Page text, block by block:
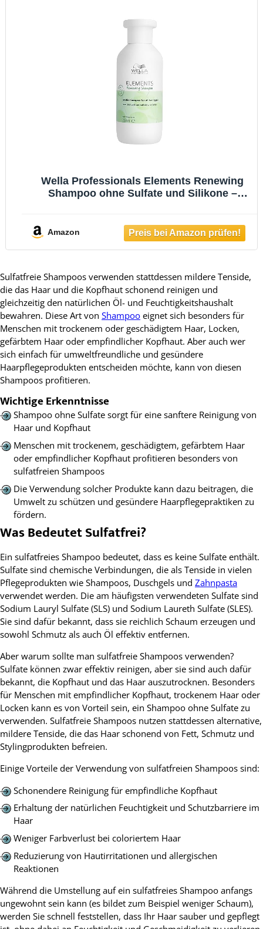
Wella Professionals Elements Renewing
Shampoo ohne Sulfate und Silikone –
250 ml
Amazon
Sulfatfreie Shampoos verwenden stattdessen mildere Tenside,
die das Haar und die Kopfhaut schonend reinigen und
gleichzeitig den natürlichen Öl- und Feuchtigkeitshaushalt
bewahren. Diese Art von Shampoo eignet sich besonders für
Menschen mit trockenem oder geschädigtem Haar, Locken,
gefärbtem Haar oder empfindlicher Kopfhaut. Aber auch wer
sich einfach für umweltfreundliche und gesündere
Haarpflegeprodukten entscheiden möchte, kann von diesen
Shampoos profitieren.
Wichtige Erkenntnisse
Shampoo ohne Sulfate sorgt für eine sanftere Reinigung von
Haar und Kopfhaut
Menschen mit trockenem, geschädigtem, gefärbtem Haar
oder empfindlicher Kopfhaut profitieren besonders von
sulfatfreien Shampoos
Die Verwendung solcher Produkte kann dazu beitragen, die
Umwelt zu schützen und gesündere Haarpflegepraktiken zu
fördern.
Was Bedeutet Sulfatfrei?
Ein sulfatfreies Shampoo bedeutet, dass es keine Sulfate enthält.
Sulfate sind chemische Verbindungen, die als Tenside in vielen
Pflegeprodukten wie Shampoos, Duschgels und Zahnpasta
verwendet werden. Die am häufigsten verwendeten Sulfate sind
Sodium Lauryl Sulfate (SLS) und Sodium Laureth Sulfate (SLES).
Sie sind dafür bekannt, dass sie reichlich Schaum erzeugen und
sowohl Schmutz als auch Öl effektiv entfernen.
Aber warum sollte man sulfatfreie Shampoos verwenden?
Sulfate können zwar effektiv reinigen, aber sie sind auch dafür
bekannt, die Kopfhaut und das Haar auszutrocknen. Besonders
für Menschen mit empfindlicher Kopfhaut, trockenem Haar oder
Locken kann es von Vorteil sein, ein Shampoo ohne Sulfate zu
verwenden. Sulfatfreie Shampoos nutzen stattdessen alternative,
mildere Tenside, die das Haar schonend von Fett, Schmutz und
Stylingprodukten befreien.
Einige Vorteile der Verwendung von sulfatfreien Shampoos sind:
Schonendere Reinigung für empfindliche Kopfhaut
Erhaltung der natürlichen Feuchtigkeit und Schutzbarriere im
Haar
Weniger Farbverlust bei coloriertem Haar
Reduzierung von Hautirritationen und allergischen
Reaktionen
Während die Umstellung auf ein sulfatfreies Shampoo anfangs
ungewohnt sein kann (es bildet zum Beispiel weniger Schaum),
werden Sie schnell feststellen, dass Ihr Haar sauber und gepflegt